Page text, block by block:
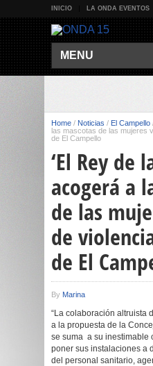
INICIO LA ONDA EVENTOS
MENU
Home / Noticias / El Campello
las mascotas de las mujeres
de El Campello
‘El Rey de
acogerá a
de las
de
de El
By Marina
“La colaboración altruista
a la propuesta de la
se suma a su inestimable
poner sus instalaciones a
del personal sanitario,